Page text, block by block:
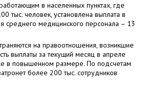
в населенных пунктах, где
тыс. человек, установлена выплата в
среднего медицинского персонала – 13
на правоотношения, возникшие
выплаты за текущий месяц в апреле
в повышенном размере. По подсчетам
более 200 тыс. сотрудников